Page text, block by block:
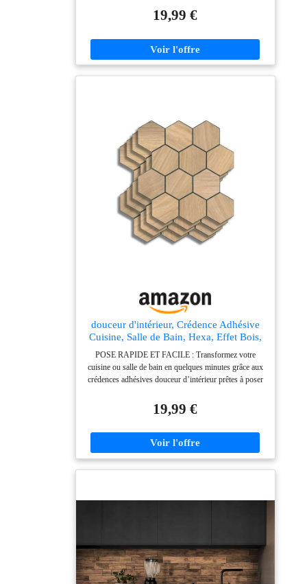
repositionner sur une surface lisse, propre et sèche.
Installation rapide, pratique, sans colle ni travaux,
CARRELAGE 3D ULTRA RÉALISTE : Effet
carrelage en relief 3D grâce à une structure épaisse
dans le temps. Cette épaisseur permet un rendu
carrelage plus réaliste, une finition plus haut de gamme
et une meilleure durabilité que les revêtements adhésifs
plus fins. RÉSISTANTES ET IMPERMÉABLES :
Forte adhérence, résistantes à l’eau, aux éclaboussures
et aux rayures. Surface lavable et imperméable,
parfaitement adaptée aux contraintes de la cuisine et de
la salle de bain, sans compromis sur l’esthétique. Pour
une tenue optimale, nous recommandons une pose à
plus de 15 cm de toute source de chaleur. USAGES
MULTIPLES EN INTÉRIEUR : Crédences
intérieurs.
19,99 €
douceur d'intérieur, Crédence Adhésive
Cuisine, Salle de Bain, Hexa, Effet Bois,
4 Pièces, 25 x 23,2 cm, Crédence
Épaisse, 3D, Carrelage Adhésif Mural,
Lavable, Imperméable
POSE RAPIDE ET FACILE : Transformez votre
cuisine ou salle de bain en quelques minutes grâce aux
crédences adhésives douceur d’intérieur prêtes à poser
repositionner sur une surface lisse, propre et sèche.
Installation rapide, pratique, sans colle ni travaux,
CARRELAGE 3D ULTRA RÉALISTE : Effet
carrelage en relief 3D grâce à une structure épaisse
Panneaux adhésifs épais offrant un excellent maintien
plus fins. RÉSISTANTES ET IMPERMÉABLES :
Forte adhérence, résistantes à l’eau, aux éclaboussures
et aux rayures. Surface lavable et imperméable,
19,99 €